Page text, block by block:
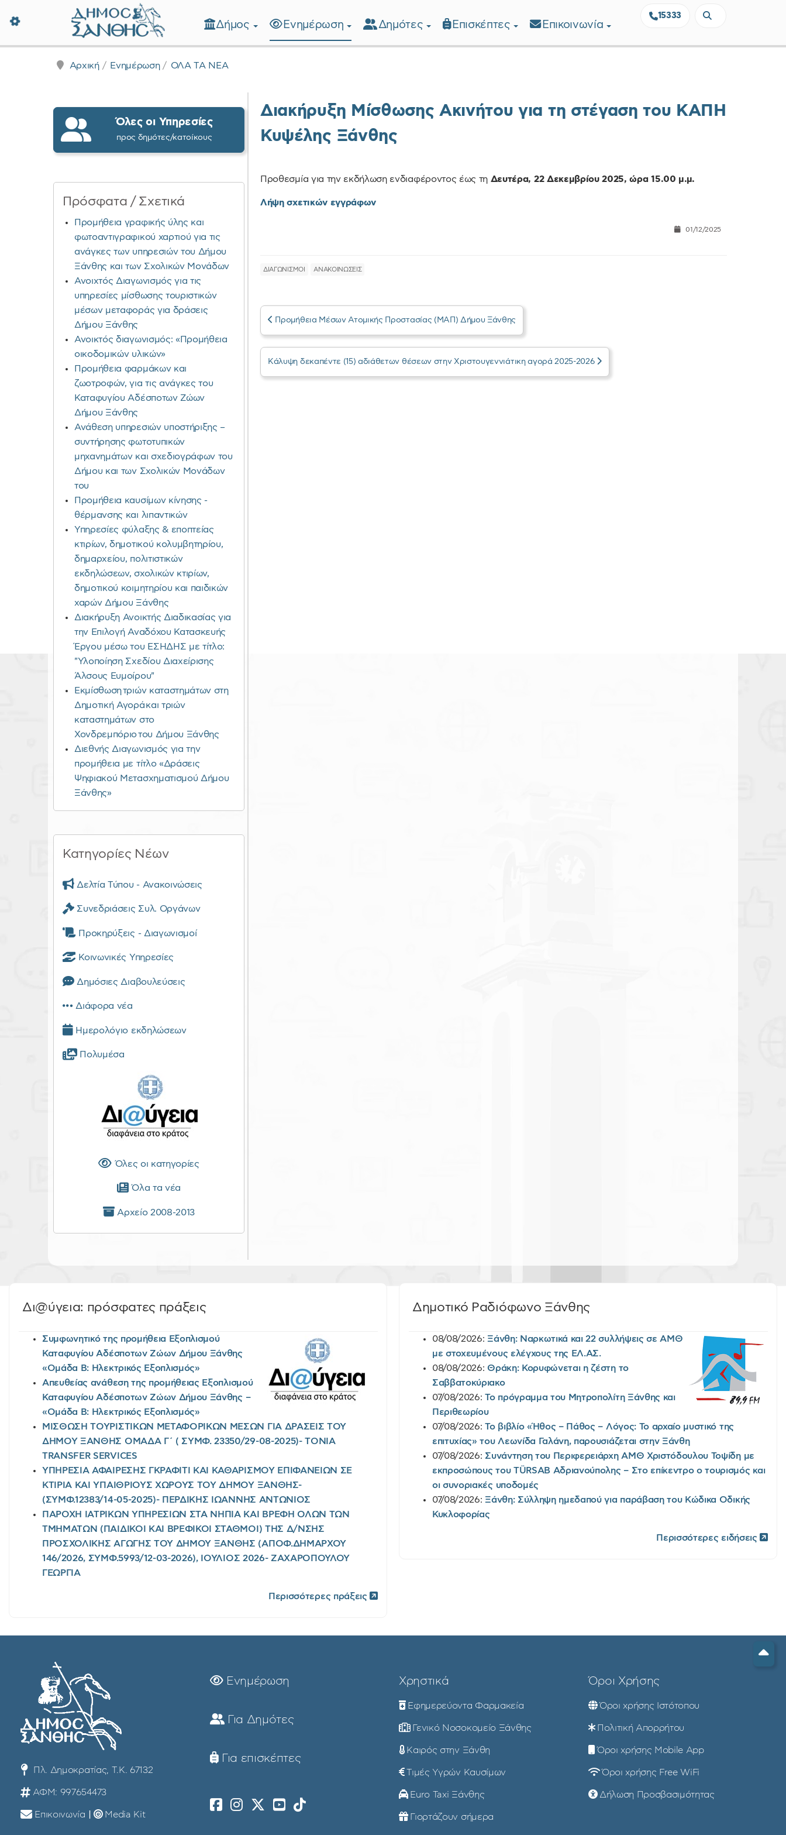
Δήμος Ξάνθης - Επίσημη Ιστοσελίδα
15333
Δήμος Ενημέρωση Δημότες Επισκέπτες Επικοινωνία
Αρχική Ενημέρωση ΟΛΑ ΤΑ ΝΕΑ
Διακήρυξη Μίσθωσης Ακινήτου για τη στέγαση του ΚΑΠΗ
Κυψέλης Ξάνθης
Προθεσμία για την εκδήλωση ενδιαφέροντος έως τη Δευτέρα, 22 Δεκεμβρίου 2025, ώρα 15.00 μ.μ.
Λήψη σχετικών εγγράφων
01/12/2025
ΔΙΑΓΩΝΙΣΜΟΙ ΑΝΑΚΟΙΝΩΣΕΙΣ
Προμήθεια Μέσων Ατομικής Προστασίας (ΜΑΠ) Δήμου Ξάνθης
Κάλυψη δεκαπέντε (15) αδιάθετων θέσεων στην Χριστουγεννιάτικη αγορά 2025-2026
Όλες οι Υπηρεσίες
προς δημότες/κατοίκους
Πρόσφατα / Σχετικά
Προμήθεια γραφικής ύλης και
φωτοαντιγραφικού χαρτιού για τις
ανάγκες των υπηρεσιών του Δήμου
Ξάνθης και των Σχολικών Μονάδων
Ανοιχτός Διαγωνισμός για τις
υπηρεσίες μίσθωσης τουριστικών
μέσων μεταφοράς για δράσεις
Δήμου Ξάνθης
Ανοικτός διαγωνισμός: «Προμήθεια
οικοδομικών υλικών»
Προμήθεια φαρμάκων και
ζωοτροφών, για τις ανάγκες του
Καταφυγίου Αδέσποτων Ζώων
Δήμου Ξάνθης
Ανάθεση υπηρεσιών υποστήριξης –
συντήρησης φωτοτυπικών
μηχανημάτων και σχεδιογράφων του
Δήμου και των Σχολικών Μονάδων
του
Προμήθεια καυσίμων κίνησης -
θέρμανσης και λιπαντικών
Υπηρεσίες φύλαξης & εποπτείας
κτιρίων, δημοτικού κολυμβητηρίου,
δημαρχείου, πολιτιστικών
εκδηλώσεων, σχολικών κτιρίων,
δημοτικού κοιμητηρίου και παιδικών
χαρών Δήμου Ξάνθης
Διακήρυξη Ανοικτής Διαδικασίας για
την Επιλογή Αναδόχου Κατασκευής
Έργου μέσω του ΕΣΗΔΗΣ με τίτλο:
"Υλοποίηση Σχεδίου Διαχείρισης
Άλσους Ευμοίρου"
Εκμίσθωση τριών καταστημάτων στη
Δημοτική Αγορά και τριών
καταστημάτων στο
Χονδρεμπόριο του Δήμου Ξάνθης
Διεθνής Διαγωνισμός για την
προμήθεια με τίτλο «Δράσεις
Ψηφιακού Μετασχηματισμού Δήμου
Ξάνθης»
Κατηγορίες Νέων
Δελτία Τύπου - Ανακοινώσεις
Συνεδριάσεις Συλ. Οργάνων
Προκηρύξεις - Διαγωνισμοί
Κοινωνικές Υπηρεσίες
Δημόσιες Διαβουλεύσεις
Διάφορα νέα
Ημερολόγιο εκδηλώσεων
Πολυμέσα
Όλες οι κατηγορίες
Όλα τα νέα
Αρχείο 2008-2013
Δι@ύγεια: πρόσφατες πράξεις
Συμφωνητικό της προμήθεια Εξοπλισμού
Καταφυγίου Αδέσποτων Ζώων Δήμου Ξάνθης
«Ομάδα Β: Ηλεκτρικός Εξοπλισμός»
Απευθείας ανάθεση της προμήθειας Εξοπλισμού
Καταφυγίου Αδέσποτων Ζώων Δήμου Ξάνθης –
«Ομάδα Β: Ηλεκτρικός Εξοπλισμός»
ΜΙΣΘΩΣΗ ΤΟΥΡΙΣΤΙΚΩΝ ΜΕΤΑΦΟΡΙΚΩΝ ΜΕΣΩΝ ΓΙΑ ΔΡΑΣΕΙΣ ΤΟΥ
ΔΗΜΟΥ ΞΑΝΘΗΣ ΟΜΑΔΑ Γ΄ ( ΣΥΜΦ. 23350/29-08-2025)- TONIA
TRANSFER SERVICES
ΥΠΗΡΕΣΙΑ ΑΦΑΙΡΕΣΗΣ ΓΚΡΑΦΙΤΙ ΚΑΙ ΚΑΘΑΡΙΣΜΟΥ ΕΠΙΦΑΝΕΙΩΝ ΣΕ
ΚΤΙΡΙΑ ΚΑΙ ΥΠΑΙΘΡΙΟΥΣ ΧΩΡΟΥΣ ΤΟΥ ΔΗΜΟΥ ΞΑΝΘΗΣ-
(ΣΥΜΦ.12383/14-05-2025)- ΠΕΡΔΙΚΗΣ ΙΩΑΝΝΗΣ ΑΝΤΩΝΙΟΣ
ΠΑΡΟΧΗ ΙΑΤΡΙΚΩΝ ΥΠΗΡΕΣΙΩΝ ΣΤΑ ΝΗΠΙΑ ΚΑΙ ΒΡΕΦΗ ΟΛΩΝ ΤΩΝ
ΤΜΗΜΑΤΩΝ (ΠΑΙΔΙΚΟΙ ΚΑΙ ΒΡΕΦΙΚΟΙ ΣΤΑΘΜΟΙ) ΤΗΣ Δ/ΝΣΗΣ
ΠΡΟΣΧΟΛΙΚΗΣ ΑΓΩΓΗΣ ΤΟΥ ΔΗΜΟΥ ΞΑΝΘΗΣ (ΑΠΟΦ.ΔΗΜΑΡΧΟΥ
146/2026, ΣΥΜΦ.5993/12-03-2026), ΙΟΥΛΙΟΣ 2026- ΖΑΧΑΡΟΠΟΥΛΟΥ
ΓΕΩΡΓΙΑ
Περισσότερες πράξεις
Δημοτικό Ραδιόφωνο Ξάνθης
08/08/2026: Ξάνθη: Ναρκωτικά και 22 συλλήψεις σε ΑΜΘ
με στοχευμένους ελέγχους της EΛ.AΣ.
08/08/2026: Θράκη: Κορυφώνεται η ζέστη το
Σαββατοκύριακο
07/08/2026:Το πρόγραμμα του Μητροπολίτη Ξάνθης και
Περιθεωρίου
07/08/2026:Το βιβλίο «Ήθος – Πάθος – Λόγος: Το αρχαίο μυστικό της
επιτυχίας» του Λεωνίδα Γαλάνη, παρουσιάζεται στην Ξάνθη
07/08/2026: Συνάντηση του Περιφερειάρχη ΑΜΘ Χριστόδουλου Τοψίδη με
εκπροσώπους του TÜRSAB Αδριανούπολης – Στο επίκεντρο ο τουρισμός και
οι συνοριακές υποδομές
07/08/2026: Ξάνθη: Σύλληψη ημεδαπού για παράβαση του Κώδικα Οδικής
Κυκλοφορίας
Περισσότερες ειδήσεις
Πλ. Δημοκρατίας, Τ.Κ. 67132
ΑΦΜ: 997654473
Επικοινωνία Media Kit
Ενημέρωση
Για Δημότες
Για επισκέπτες
Χρηστικά
Εφημερεύοντα Φαρμακεία
Γενικό Νοσοκομείο Ξάνθης
Καιρός στην Ξάνθη
Τιμές Υγρών Καυσίμων
Euro Taxi Ξάνθης
Γιορτάζουν σήμερα
Όροι Χρήσης
Όροι χρήσης Ιστότοπου
Πολιτική Απορρήτου
Όροι χρήσης Mobile App
Όροι χρήσης Free WiFi
Δήλωση Προσβασιμότητας